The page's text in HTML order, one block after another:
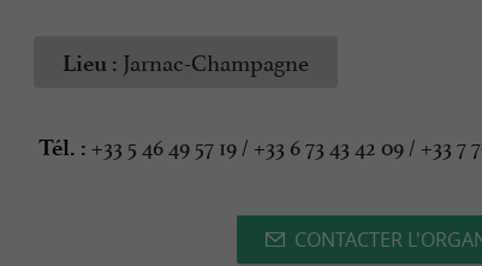
Lieu : Jarnac-Champagne
Tél. : +33 5 46 49 57 19 / +33 6 73 43 42 09 / +33 7
CONTACTER